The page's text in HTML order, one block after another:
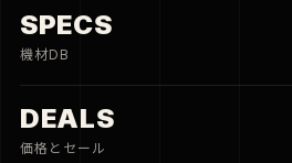
SPECS
機材DB
DEALS
価格とセール